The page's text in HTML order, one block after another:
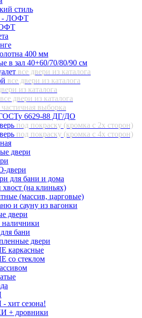
стиль
- ЛОФТ
400 мм
в зал 40+60/70/80/90 см
все двери из каталога
все двери из каталога
из каталога
все двери из каталога
частичная выборка
6629-88 ДГ/ДО
под покраску (кромка с 2х сторон)
под покраску (кромка с 4х сторон)
двери
двери
для бани и дома
(на клиньях)
(массив, царговые)
и сауну из вагонки
двери
бани
двери
стеклом
сезона!
+ дровники